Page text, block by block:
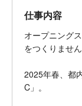
仕事内容
オープニング
をつくりませ
2025年春、都
C」。